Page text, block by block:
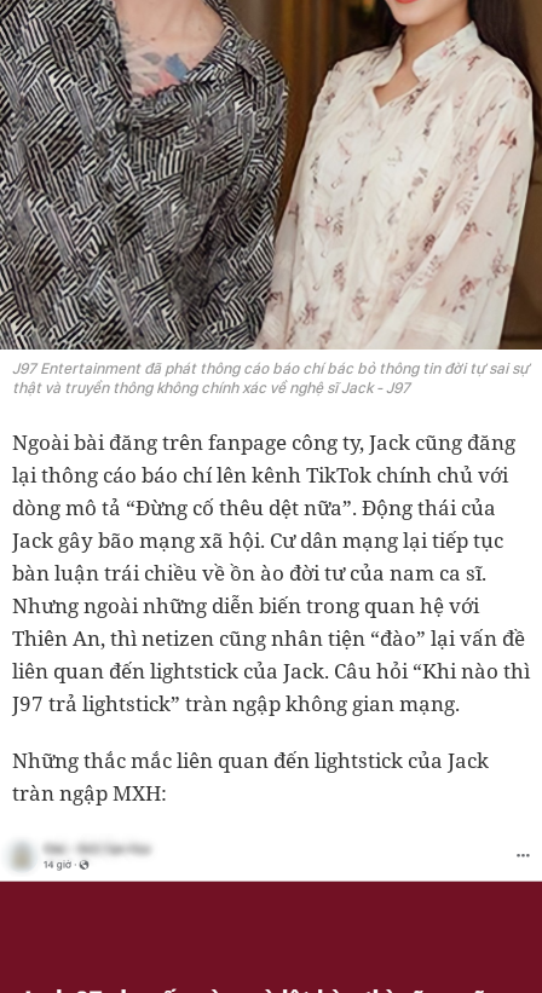
J97 Entertainment đã phát thông cáo báo chí bác bỏ thông tin đời tự sai sự
thật và truyền thông không chính xác về nghệ sĩ Jack - J97
Ngoài bài đăng trên fanpage công ty, Jack cũng đăng
lại thông cáo báo chí lên kênh TikTok chính chủ với
dòng mô tả “Đừng cố thêu dệt nữa”. Động thái của
Jack gây bão mạng xã hội. Cư dân mạng lại tiếp tục
bàn luận trái chiều về ồn ào đời tư của nam ca sĩ.
Nhưng ngoài những diễn biến trong quan hệ với
Thiên An, thì netizen cũng nhân tiện “đào” lại vấn đề
liên quan đến lightstick của Jack. Câu hỏi “Khi nào thì
J97 trả lightstick” tràn ngập không gian mạng.
Những thắc mắc liên quan đến lightstick của Jack
tràn ngập MXH: